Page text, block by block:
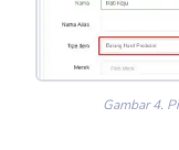
Gambar 4.